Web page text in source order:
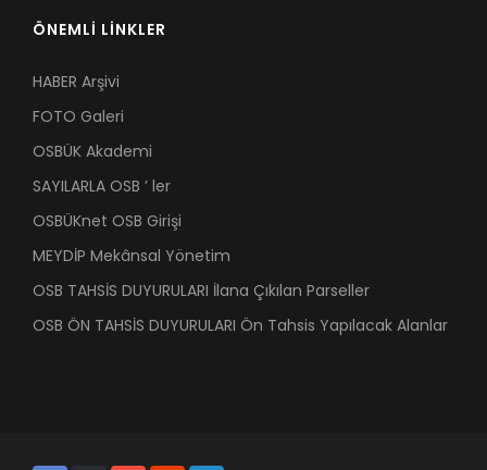
ÖNEMLİ LİNKLER
HABER Arşivi
FOTO Galeri
OSBÜK Akademi
SAYILARLA OSB ’ ler
OSBÜKnet OSB Girişi
MEYDİP Mekânsal Yönetim
OSB TAHSİS DUYURULARI İlana Çıkılan Parseller
OSB ÖN TAHSİS DUYURULARI Ön Tahsis Yapılacak Alanlar